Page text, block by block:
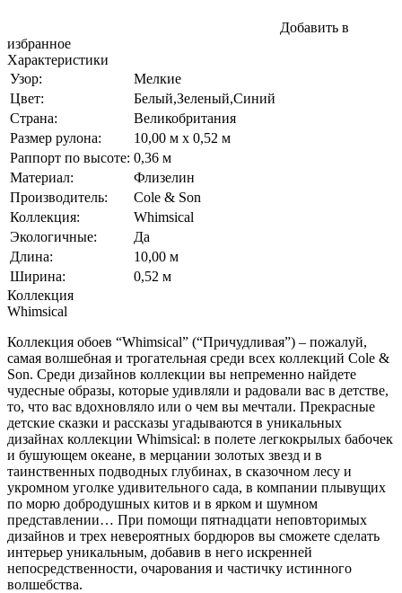
Добавить в
избранное
Характеристики
Узор:
Мелкие
Цвет:
Белый,Зеленый,Синий
Страна:
Великобритания
Размер рулона:
10,00 м x 0,52 м
Раппорт по высоте: 0,36 м
Материал:
Флизелин
Производитель:
Cole & Son
Коллекция:
Whimsical
Экологичные:
Да
Длина:
10,00 м
Ширина:
0,52 м
Коллекция
Whimsical
Коллекция обоев “Whimsical” (“Причудливая”) – пожалуй,
самая волшебная и трогательная среди всех коллекций Cole &
Son. Среди дизайнов коллекции вы непременно найдете
чудесные образы, которые удивляли и радовали вас в детстве,
то, что вас вдохновляло или о чем вы мечтали. Прекрасные
детские сказки и рассказы угадываются в уникальных
дизайнах коллекции Whimsical: в полете легкокрылых бабочек
и бушующем океане, в мерцании золотых звезд и в
таинственных подводных глубинах, в сказочном лесу и
укромном уголке удивительного сада, в компании плывущих
по морю добродушных китов и в ярком и шумном
представлении… При помощи пятнадцати неповторимых
дизайнов и трех невероятных бордюров вы сможете сделать
интерьер уникальным, добавив в него искренней
непосредственности, очарования и частичку истинного
волшебства.